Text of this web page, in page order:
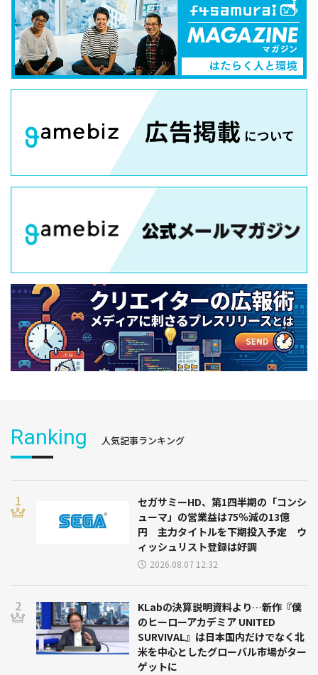
Ranking 人気記事ランキング
セガサミーHD、第1四半期の「コンシ
ューマ」の営業益は75％減の13億
円 主力タイトルを下期投入予定 ウ
ィッシュリスト登録は好調
2026.08.07 12:32
KLabの決算説明資料より…新作『僕
のヒーローアカデミア UNITED
SURVIVAL』は日本国内だけでなく北
米を中心としたグローバル市場がター
ゲットに